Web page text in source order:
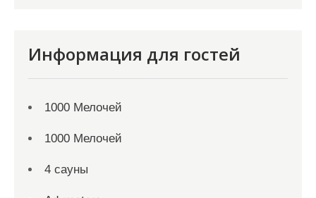
Информация для гостей
1000 Мелочей
1000 Мелочей
4 сауны